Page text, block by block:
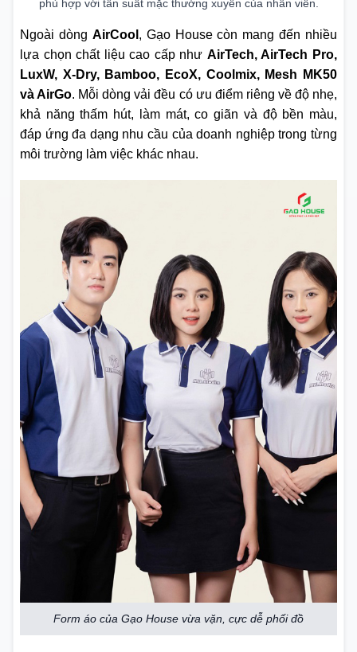
phù hợp với tần suất mặc thường xuyên của nhân viên.
Ngoài dòng AirCool , Gạo House còn mang đến nhiều
lựa chọn chất liệu cao cấp như AirTech, AirTech Pro,
LuxW, X-Dry, Bamboo, EcoX, Coolmix, Mesh MK50
và AirGo. Mỗi dòng vải đều có ưu điểm riêng về độ nhẹ,
khả năng thấm hút, làm mát, co giãn và độ bền màu,
đáp ứng đa dạng nhu cầu của doanh nghiệp trong từng
môi trường làm việc khác nhau.
Form áo của Gạo House vừa vặn, cực dễ phối đồ